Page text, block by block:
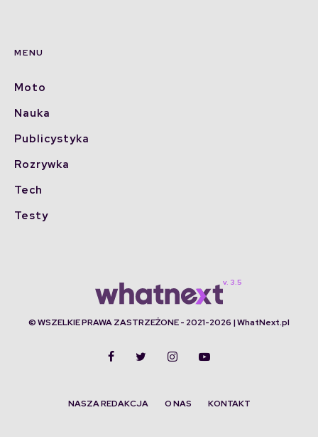
MENU
Moto
Nauka
Publicystyka
Rozrywka
Tech
Testy
© WSZELKIE PRAWA ZASTRZEŻONE - 2021-2026 | WhatNext.pl
NASZA REDAKCJA O NAS KONTAKT